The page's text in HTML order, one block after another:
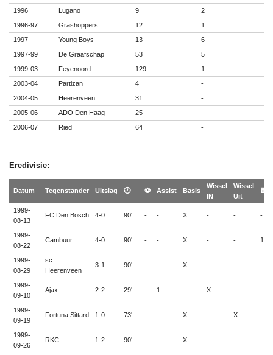
1996
Lugano 9
2
1996-97
Grashoppers 12
1
1997
Young Boys 13
6
1997-99
De Graafschap 53
5
1999-03
Feyenoord 129
1
2003-04
Partizan 4
-
2004-05
Heerenveen 31
-
2005-06
ADO Den Haag 25
-
2006-07
Ried 64 -
Eredivisie:
Datum Tegenstander Uitslag 🕐 ⚽ Assist Basis
Wissel
IN
Wissel
Uit
🟨
1999-
08-13
FC Den Bosch 4-0 90' - - X - - -
1999-
08-22
Cambuur 4-0 90' - - X - - 1
1999-
08-29
sc
Heerenveen
3-1 90' - - X - - -
1999-
09-10
Ajax 2-2 29' - 1 - X - -
1999-
09-19
Fortuna Sittard 1-0 73' - - X - X -
1999-
09-26
RKC 1-2 90' - - X - - -